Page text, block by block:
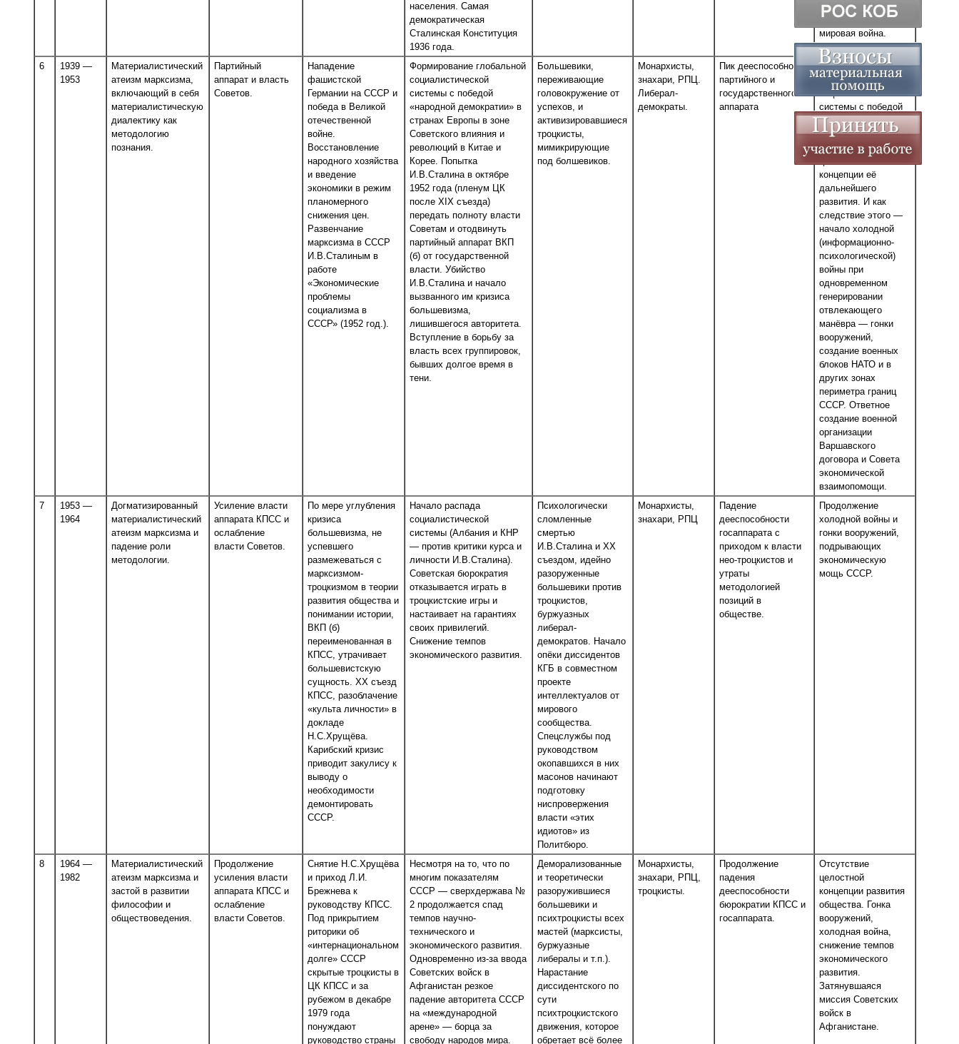
населения. Самая
демократическая
Сталинская Конституция
1936 года.
большевиков и
троцкистов. Вторая
мировая война.
6
1939 —
1953
Материалистический
атеизм марксизма,
включающий в себя
материалистическую
диалектику как
методологию
познания.
Партийный
аппарат и власть
Советов.
Нападение
фашистской
Германии на СССР и
победа в Великой
отечественной
войне.
Восстановление
народного хозяйства
и введение
экономики в режим
планомерного
снижения цен.
Развенчание
марксизма в СССР
И.В.Сталиным в
работе
«Экономические
проблемы
социализма в
СССР» (1952 год.).
Формирование глобальной
социалистической
системы с победой
«народной демократии» в
странах Европы в зоне
Советского влияния и
революций в Китае и
Корее. Попытка
И.В.Сталина в октябре
1952 года (пленум ЦК
после XIX съезда)
передать полноту власти
Советам и отодвинуть
партийный аппарат ВКП
(б) от государственной
власти. Убийство
И.В.Сталина и начало
вызванного им кризиса
большевизма,
лишившегося авторитета.
Вступление в борьбу за
власть всех группировок,
бывших долгое время в
тени.
Большевики,
переживающие
головокружение от
успехов, и
активизировавшиеся
троцкисты,
мимикрирующие
под болшевиков.
Монархисты,
знахари, РПЦ.
Либерал-
демократы.
Пик дееспособности
партийного и
государственного
аппарата
Несмотря на пик
развития мировой
социалистической
системы с победой
революций в Китае,
Корее, Вьетнаме —
отсутствие в СССР
целостной
концепции её
дальнейшего
развития. И как
следствие этого —
начало холодной
(информационно-
психологической)
войны при
одновременном
генерировании
отвлекающего
манёвра — гонки
вооружений,
создание военных
блоков НАТО и в
других зонах
периметра границ
СССР. Ответное
создание военной
организации
Варшавского
договора и Совета
экономической
взаимопомощи.
7
1953 —
1964
Догматизированный
материалистический
атеизм марксизма и
падение роли
методологии.
Усиление власти
аппарата КПСС и
ослабление
власти Советов.
По мере углубления
кризиса
большевизма, не
успевшего
размежеваться с
марксизмом-
троцкизмом в теории
развития общества и
понимании истории,
ВКП (б)
переименованная в
КПСС, утрачивает
большевистскую
сущность. ХХ съезд
КПСС, разоблачение
«культа личности» в
докладе
Н.С.Хрущёва.
Карибский кризис
приводит закулису к
выводу о
необходимости
демонтировать
СССР.
Начало распада
социалистической
системы (Албания и КНР
— против критики курса и
личности И.В.Сталина).
Советская бюрократия
отказывается играть в
троцкистские игры и
настаивает на гарантиях
своих привилегий.
Снижение темпов
экономического развития.
Психологически
сломленные
смертью
И.В.Сталина и ХХ
съездом, идейно
разоруженные
большевики против
троцкистов,
буржуазных
либерал-
демократов. Начало
опёки диссидентов
КГБ в совместном
проекте
интеллектуалов от
мирового
сообщества.
Спецслужбы под
руководством
окопавшихся в них
масонов начинают
подготовку
ниспровержения
власти «этих
идиотов» из
Политбюро.
Монархисты,
знахари, РПЦ
Падение
дееспособности
госаппарата с
приходом к власти
нео-троцкистов и
утраты
методологией
позиций в
обществе.
Продолжение
холодной войны и
гонки вооружений,
подрывающих
экономическую
мощь СССР.
8
1964 —
1982
Материалистический
атеизм марксизма и
застой в развитии
философии и
обществоведения.
Продолжение
усиления власти
аппарата КПСС и
ослабление
власти Советов.
Снятие Н.С.Хрущёва
и приход Л.И.
Брежнева к
руководству КПСС.
Под прикрытием
риторики об
«интернациональном
долге» СССР
скрытые троцкисты в
ЦК КПСС и за
рубежом в декабре
1979 года
понуждают
руководство страны
Несмотря на то, что по
многим показателям
СССР — сверхдержава №
2 продолжается спад
темпов научно-
технического и
экономического развития.
Одновременно из-за ввода
Советских войск в
Афганистан резкое
падение авторитета СССР
на «международной
арене» — борца за
свободу народов мира.
Деморализованные
и теоретически
разоружившиеся
большевики и
психтроцкисты всех
мастей (марксисты,
буржуазные
либералы и т.п.).
Нарастание
диссидентского по
сути
психтроцкистского
движения, которое
обретает всё более
Монархисты,
знахари, РПЦ,
троцкисты.
Продолжение
падения
дееспособности
бюрократии КПСС и
госаппарата.
Отсутствие
целостной
концепции развития
общества. Гонка
вооружений,
холодная война,
снижение темпов
экономического
развития.
Затянувшаяся
миссия Советских
войск в
Афганистане.